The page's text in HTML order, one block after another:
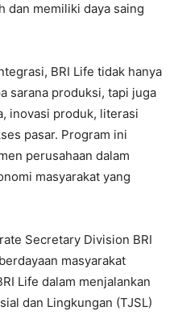
dan memiliki daya saing
BRI Life tidak hanya
sarana produksi, tapi juga
inovasi produk, literasi
pasar. Program ini
perusahaan dalam
masyarakat yang
Secretary Division BRI
masyarakat
Life dalam menjalankan
dan Lingkungan (TJSL)